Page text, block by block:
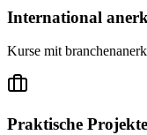
International
Kurse mit
Praktische